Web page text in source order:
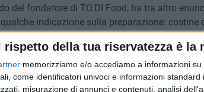
rispetto della tua riservatezza è la
memorizziamo e/o accediamo a informazioni
come identificatori univoci e informazioni
misurazione di annunci e contenuti, analisi
del fondatore di TO.DI Food, ha tra altro
indicazione sulla preparazione: costine
di cottura e vin cotto su letto di marasciuoli
l'abbinamento del vino "Lama di